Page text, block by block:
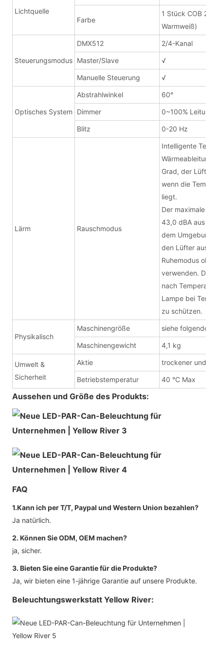
Lichtquelle
Farbe
1 Stück COB
Warmweiß)
Steuerungsmodus
DMX512 2/4-Kanal
Master/Slave √
Manuelle Steuerung √
Optisches System
Abstrahlwinkel 60°
Dimmer 0~100%
Blitz 0-20 Hz
Lärm Rauschmodus
Intelligente
Grad, der Lüfter
wenn die
liegt.
Der maximale
43,0 dBA aus 1
dem
den Lüfter
Ruhemodus
verwenden. Die
nach
Lampe bei
zu schützen.
Physikalisch
Maschinengröße siehe folgendes
Maschinengewicht 4,1 kg
Umwelt &
Sicherheit
Aktie trockener und
Betriebstemperatur 40 °C Max
Aussehen und Größe des Produkts:
FAQ
1.Kann ich per T/T, Paypal und Western Union bezahlen?
Ja natürlich.
2. Können Sie ODM, OEM machen?
ja, sicher.
3. Bieten Sie eine Garantie für die Produkte?
Ja, wir bieten eine 1-jährige Garantie auf unsere Produkte.
Beleuchtungswerkstatt Yellow River: